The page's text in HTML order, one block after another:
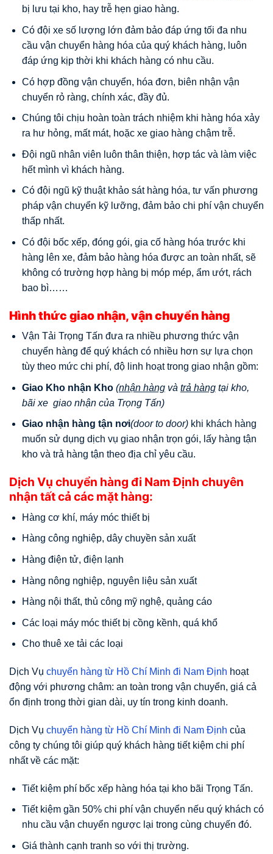
bị lưu tại kho, hay trễ hẹn giao hàng.
Có đội xe số lượng lớn đảm bảo đáp ứng tối đa nhu
cầu vận chuyển hàng hóa của quý khách hàng, luôn
đáp ứng kịp thời khi khách hàng có nhu cầu.
Có hợp đồng vận chuyển, hóa đơn, biên nhận vận
chuyển rỏ ràng, chính xác, đầy đủ.
Chúng tôi chịu hoàn toàn trách nhiệm khi hàng hóa xảy
ra hư hỏng, mất mát, hoặc xe giao hàng chậm trễ.
Đội ngũ nhân viên luôn thân thiện, hợp tác và làm việc
hết mình vì khách hàng.
Có đội ngũ kỹ thuật khảo sát hàng hóa, tư vấn phương
pháp vận chuyển kỹ lưỡng, đảm bảo chi phí vận chuyển
thấp nhất.
Có đội bốc xếp, đóng gói, gia cố hàng hóa trước khi
hàng lên xe, đảm bảo hàng hóa được an toàn nhất, sẽ
không có trường hợp hàng bị móp mép, ẩm ướt, rách
bao bì……
Hình thức giao nhận, vận chuyển hàng
Vận Tải Trọng Tấn đưa ra nhiều phương thức vận
chuyển hàng để quý khách có nhiều hơn sự lựa chọn
tùy theo mức chi phí, độ linh hoạt trong giao nhận gồm:
Giao Kho nhận Kho (nhận hàngvà trả hàngtại kho,
bãi xe giao nhận của Trọng Tấn)
Giao nhận hàng tận nơi(door to door) khi khách hàng
muốn sử dụng dịch vụ giao nhận trọn gói, lấy hàng tận
kho và trả hàng tận theo địa chỉ yêu cầu.
Dịch Vụ chuyển hàng đi Nam Định chuyên
nhận tất cả các mặt hàng:
Hàng cơ khí, máy móc thiết bị
Hàng công nghiệp, dây chuyền sản xuất
Hàng điện tử, điện lạnh
Hàng nông nghiệp, nguyên liệu sản xuất
Hàng nội thất, thủ công mỹ nghệ, quảng cáo
Các loại máy móc thiết bị cồng kềnh, quá khổ
Cho thuê xe tải các loại
Dịch Vụ chuyển hàng từ Hồ Chí Minh đi Nam Định hoạt
động với phương châm: an toàn trong vận chuyển, giá cả
ổn định trong thời gian dài, uy tín trong kinh doanh.
Dịch Vụ chuyển hàng từ Hồ Chí Minh đi Nam Định của
công ty chúng tôi giúp quý khách hàng tiết kiệm chi phí
nhất về các mặt:
Tiết kiệm phí bốc xếp hàng hóa tại kho bãi Trọng Tấn.
Tiết kiệm gần 50% chi phí vận chuyển nếu quý khách có
nhu cầu vận chuyển ngược lại trong cùng chuyến đó.
Giá thành cạnh tranh so với thị trường.